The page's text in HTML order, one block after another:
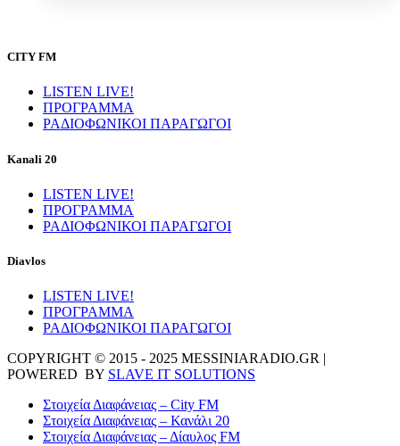
CITY FM
LISTEN LIVE!
ΠΡΟΓΡΑΜΜΑ
ΡΑΔΙΟΦΩΝΙΚΟΙ ΠΑΡΑΓΩΓΟΙ
Kanali 20
LISTEN LIVE!
ΠΡΟΓΡΑΜΜΑ
ΡΑΔΙΟΦΩΝΙΚΟΙ ΠΑΡΑΓΩΓΟΙ
Diavlos
LISTEN LIVE!
ΠΡΟΓΡΑΜΜΑ
ΡΑΔΙΟΦΩΝΙΚΟΙ ΠΑΡΑΓΩΓΟΙ
COPYRIGHT © 2015 - 2025 MESSINIARADIO.GR |
POWERED BY SLAVE IT SOLUTIONS
Στοιχεία Διαφάνειας – City FM
Στοιχεία Διαφάνειας – Κανάλι 20
Στοιχεία Διαφάνειας – Δίαυλος FM